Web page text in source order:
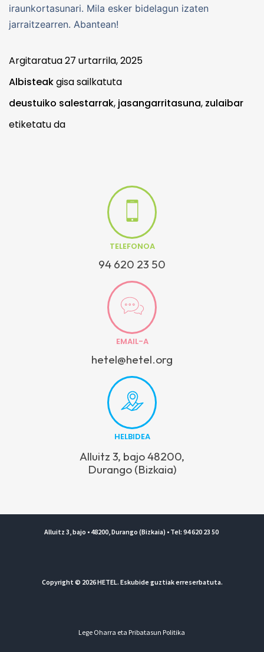
iraunkortasunari. Mila esker bidelagun izaten
jarraitzearren. Abantean!
Argitaratua27 urtarrila, 2025
Albisteakgisa sailkatuta
deustuiko salestarrak, jasangarritasuna, zulaibar
etiketatu da
TELEFONOA
94 620 23 50
EMAIL-A
hetel@hetel.org
HELBIDEA
Alluitz 3, bajo 48200,
Durango (Bizkaia)
Alluitz 3, bajo • 48200, Durango (Bizkaia) • Tel: 94 620 23 50
Copyright © 2026 HETEL. Eskubide guztiak erreserbatuta.
Lege Oharra eta Pribatasun Politika